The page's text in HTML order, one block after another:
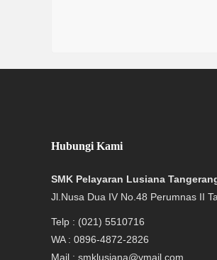
Hubungi Kami
SMK Pelayaran Lusiana
Jl.Nusa Dua IV No.48 Perumnas II
Telp : (021) 5510716
WA : 0896-4872-2826
Mail : smklusiana@ymail.com